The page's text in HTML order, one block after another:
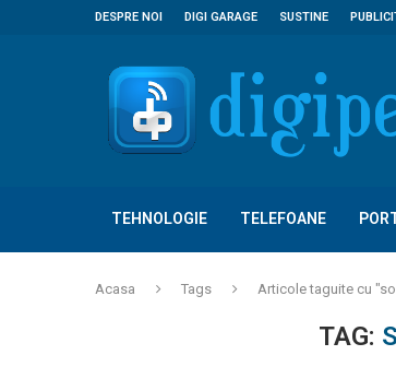
DESPRE NOI DIGI GARAGE SUSTINE
TEHNOLOGIE TELEFOANE
Acasa Tags Articole taguite cu
TAG: